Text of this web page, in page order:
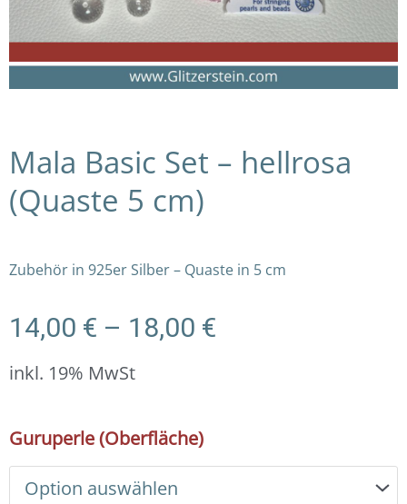
Mala Basic Set – hellrosa
(Quaste 5 cm)
Zubehör in 925er Silber – Quaste in 5 cm
14,00 € – 18,00 €
inkl. 19% MwSt
Guruperle (Oberfläche)
Mala
Basic
Set